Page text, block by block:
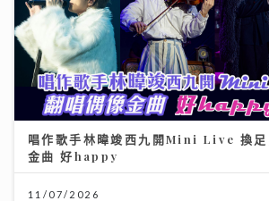
唱作歌手林暐竣西九開Mini Live 換足
金曲 好happy
11/07/2026